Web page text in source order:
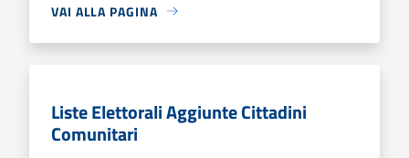
VAI ALLA PAGINA
Liste Elettorali Aggiunte Cittadini
Comunitari